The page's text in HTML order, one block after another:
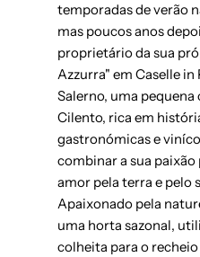
temporadas de verão
mas poucos anos
proprietário da sua
Azzurra" em Caselle
Salerno, uma pequena
Cilento, rica em
gastronómicas e
combinar a sua paixão
amor pela terra e pelo
Apaixonado pela
uma horta sazonal,
colheita para o